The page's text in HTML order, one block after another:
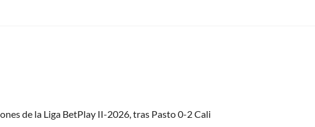
de la Liga BetPlay II-2026, tras Pasto 0-2 Cali